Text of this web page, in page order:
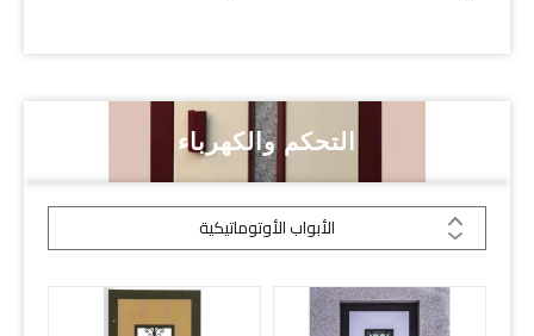
التحكم والكهرباء
الأبواب الأوتوماتيكية